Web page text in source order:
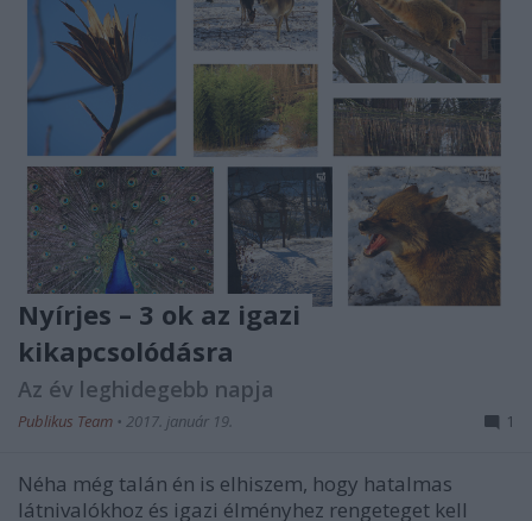
Nyírjes – 3 ok az igazi
kikapcsolódásra
Az év leghidegebb napja
Publikus Team • 2017. január 19. 1
Néha még talán én is elhiszem, hogy hatalmas
látnivalókhoz és igazi élményhez rengeteget kell